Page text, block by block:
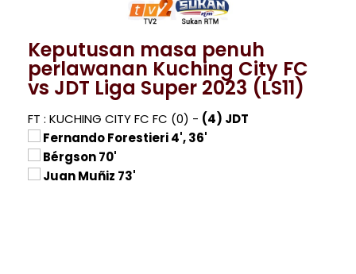
Keputusan masa penuh
perlawanan Kuching City FC
vs JDT Liga Super 2023 (LS11)
FT : KUCHING CITY FC FC (0) - (4) JDT
Fernando Forestieri 4', 36'
Bérgson 70'
Juan Muñiz 73'